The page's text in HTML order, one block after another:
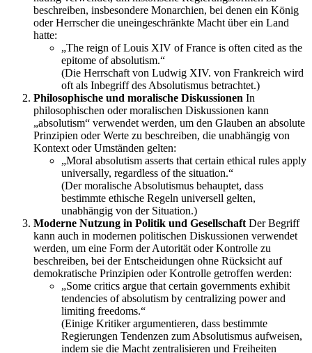
beschreiben, insbesondere Monarchien, bei denen ein König
oder Herrscher die uneingeschränkte Macht über ein Land
hatte:
„The reign of Louis XIV of France is often cited as the
epitome of absolutism.“
(Die Herrschaft von Ludwig XIV. von Frankreich wird
oft als Inbegriff des Absolutismus betrachtet.)
Philosophische und moralische Diskussionen In
philosophischen oder moralischen Diskussionen kann
„absolutism“ verwendet werden, um den Glauben an absolute
Prinzipien oder Werte zu beschreiben, die unabhängig von
Kontext oder Umständen gelten:
„Moral absolutism asserts that certain ethical rules apply
universally, regardless of the situation.“
(Der moralische Absolutismus behauptet, dass
bestimmte ethische Regeln universell gelten,
unabhängig von der Situation.)
Moderne Nutzung in Politik und Gesellschaft Der Begriff
kann auch in modernen politischen Diskussionen verwendet
werden, um eine Form der Autorität oder Kontrolle zu
beschreiben, bei der Entscheidungen ohne Rücksicht auf
demokratische Prinzipien oder Kontrolle getroffen werden:
„Some critics argue that certain governments exhibit
tendencies of absolutism by centralizing power and
limiting freedoms.“
(Einige Kritiker argumentieren, dass bestimmte
Regierungen Tendenzen zum Absolutismus aufweisen,
indem sie die Macht zentralisieren und Freiheiten